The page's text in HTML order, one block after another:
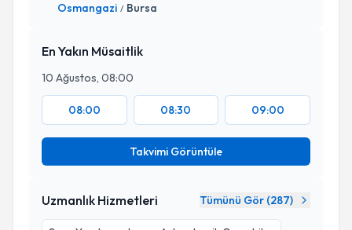
Osmangazi / Bursa
En Yakın Müsaitlik
10 Ağustos, 08:00
08:00 08:30 09:00
Takvimi Görüntüle
Uzmanlık Hizmetleri Tümünü Gör (287)